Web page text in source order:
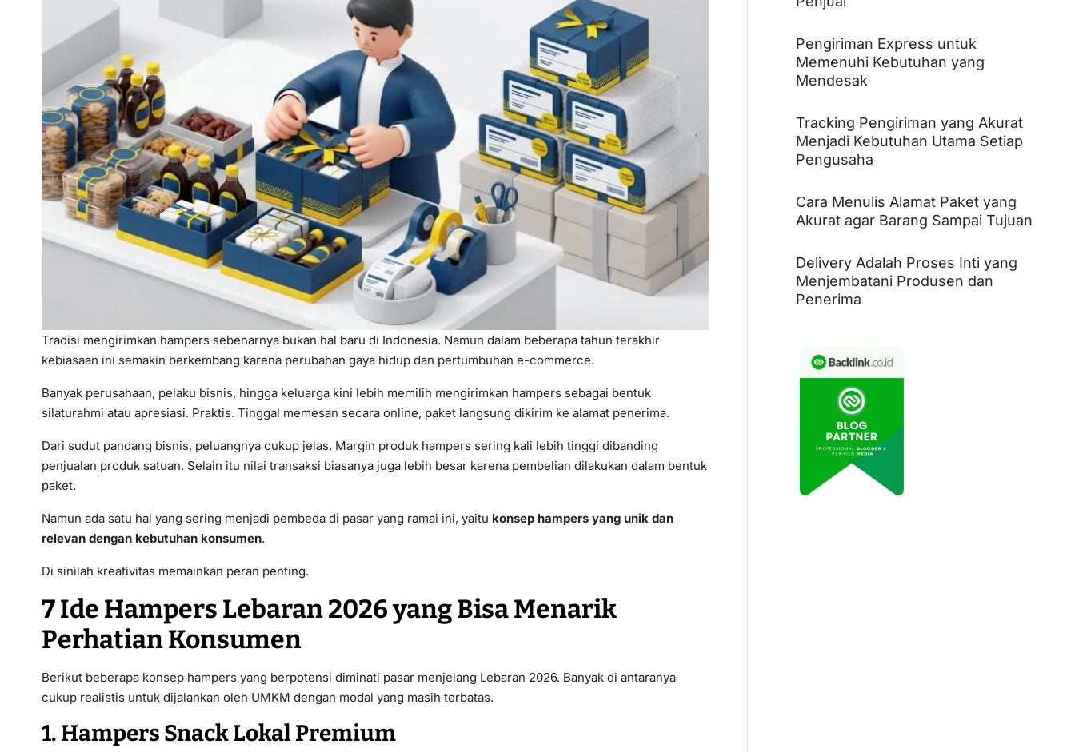
Tradisi mengirimkan hampers sebenarnya bukan hal baru di Indonesia. Namun dalam beberapa tahun terakhir
kebiasaan ini semakin berkembang karena perubahan gaya hidup dan pertumbuhan e-commerce.
Banyak perusahaan, pelaku bisnis, hingga keluarga kini lebih memilih mengirimkan hampers sebagai bentuk
silaturahmi atau apresiasi. Praktis. Tinggal memesan secara online, paket langsung dikirim ke alamat penerima.
Dari sudut pandang bisnis, peluangnya cukup jelas. Margin produk hampers sering kali lebih tinggi dibanding
penjualan produk satuan. Selain itu nilai transaksi biasanya juga lebih besar karena pembelian dilakukan dalam bentuk
paket.
Namun ada satu hal yang sering menjadi pembeda di pasar yang ramai ini, yaitu konsep hampers yang unik dan
relevan dengan kebutuhan konsumen.
Di sinilah kreativitas memainkan peran penting.
7 Ide Hampers Lebaran 2026 yang Bisa Menarik
Perhatian Konsumen
Berikut beberapa konsep hampers yang berpotensi diminati pasar menjelang Lebaran 2026. Banyak di antaranya
cukup realistis untuk dijalankan oleh UMKM dengan modal yang masih terbatas.
1. Hampers Snack Lokal Premium
Pengiriman Express untuk
Memenuhi Kebutuhan yang
Mendesak
Tracking Pengiriman yang Akurat
Menjadi Kebutuhan Utama Setiap
Pengusaha
Cara Menulis Alamat Paket yang
Akurat agar Barang Sampai Tujuan
Delivery Adalah Proses Inti yang
Menjembatani Produsen dan
Penerima